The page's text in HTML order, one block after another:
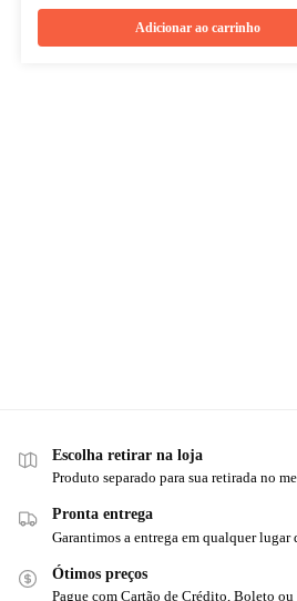
Adicionar ao carrinho
Escolha retirar na loja
Produto separado para sua retirada no
Pronta entrega
Garantimos a entrega em qualquer lugar
Ótimos preços
Pague com Cartão de Crédito, Boleto ou